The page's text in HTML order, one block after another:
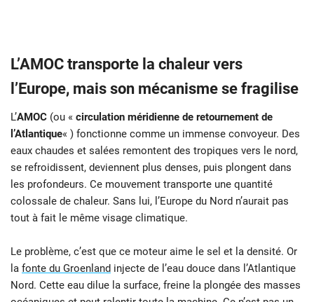
L’AMOC transporte la chaleur vers
l’Europe, mais son mécanisme se fragilise
L’AMOC (ou « circulation méridienne de retournement de
l’Atlantique« ) fonctionne comme un immense convoyeur. Des
eaux chaudes et salées remontent des tropiques vers le nord,
se refroidissent, deviennent plus denses, puis plongent dans
les profondeurs. Ce mouvement transporte une quantité
colossale de chaleur. Sans lui, l’Europe du Nord n’aurait pas
tout à fait le même visage climatique.
Le problème, c’est que ce moteur aime le sel et la densité. Or
la fonte du Groenland injecte de l’eau douce dans l’Atlantique
Nord. Cette eau dilue la surface, freine la plongée des masses